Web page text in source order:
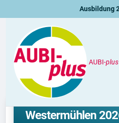
Ausbildung
AUBI-plus
Ausbildung
Ausbildung Elsdorf-
Westermühlen